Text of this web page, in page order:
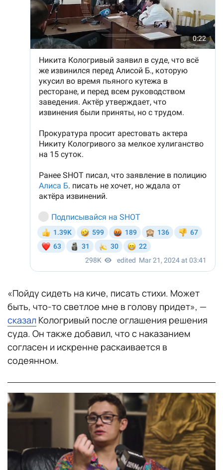
«Пойду сидеть на киче, писать стихи. Может
быть, что-то светлое мне в голову придет», —
сказал Кологривый после оглашения решения
суда. Он также добавил, что с наказанием
согласен и искренне раскаивается в
содеянном.